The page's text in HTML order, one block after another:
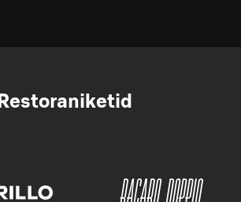
Restoraniketid